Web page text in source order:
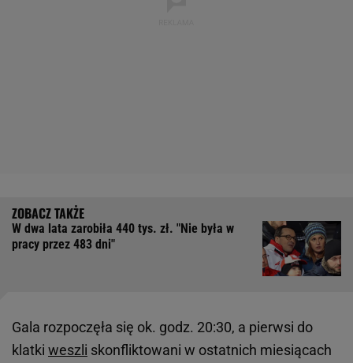
W dwa lata zarobiła 440 tys. zł. "Nie była w
pracy przez 483 dni"
Gala rozpoczęła się ok. godz. 20:30, a pierwsi do
klatki weszli skonfliktowani w ostatnich miesiącach